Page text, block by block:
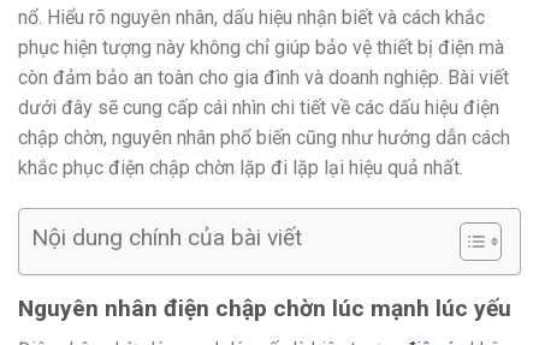
nổ. Hiểu rõ nguyên nhân, dấu hiệu nhận biết và cách khắc
phục hiện tượng này không chỉ giúp bảo vệ thiết bị điện mà
còn đảm bảo an toàn cho gia đình và doanh nghiệp. Bài viết
dưới đây sẽ cung cấp cái nhìn chi tiết về các dấu hiệu điện
chập chờn, nguyên nhân phổ biến cũng như hướng dẫn cách
khắc phục điện chập chờn lặp đi lặp lại hiệu quả nhất.
Nội dung chính của bài viết
Nguyên nhân điện chập chờn lúc mạnh lúc yếu